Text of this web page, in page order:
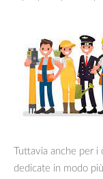
Tuttavia anche per
dedicate in modo